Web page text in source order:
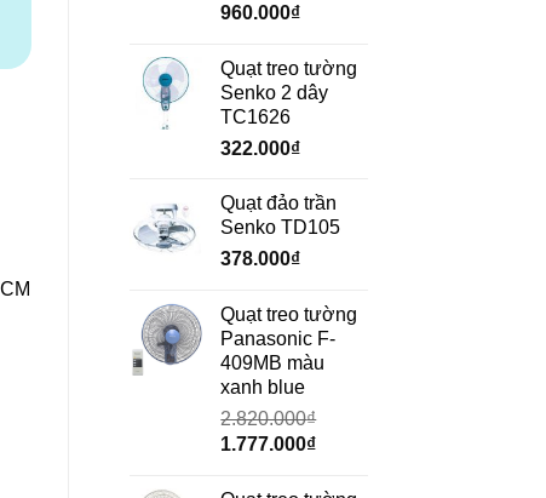
Giá
là:
1.570.000₫.
960.000₫Giá
tại
là:
Quạt treo tường
Senko 2 dây
TC1626
322.000₫
Quạt đảo trần
Senko TD105
378.000₫
Quạt treo tường
Panasonic F-
409MB màu
xanh blue
2.820.000₫
Giá
là:
1.777.000₫Giá
tại